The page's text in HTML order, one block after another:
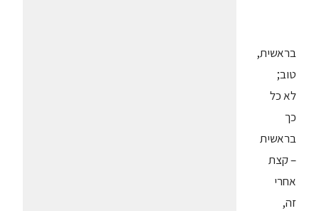
בראשית,
טוב;
לא כל
כך
בראשית
– קצת
אחרי
זה,